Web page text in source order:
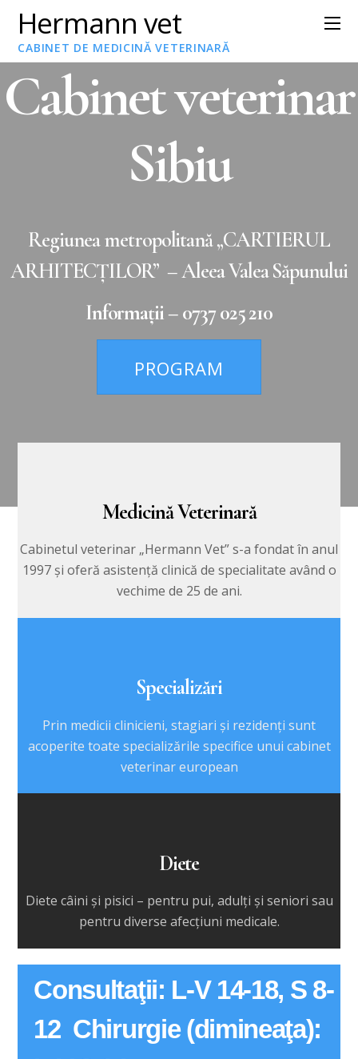
Hermann vet
CABINET DE MEDICINĂ VETERINARĂ
Cabinet veterinar
Sibiu
Regiunea metropolitană „CARTIERUL
ARHITECŢILOR” – Aleea Valea Săpunului
Informații – 0737 025 210
PROGRAM
Medicină Veterinară
Cabinetul veterinar „Hermann Vet” s-a fondat în anul
1997 şi oferă asistenţă clinică de specialitate având o
vechime de 25 de ani.
Specializări
Prin medicii clinicieni, stagiari şi rezidenţi sunt
acoperite toate specializările specifice unui cabinet
veterinar european
Diete
Diete câini şi pisici – pentru pui, adulţi şi seniori sau
pentru diverse afecţiuni medicale.
Consultaţii: L-V 14-18, S 8-
12 Chirurgie (dimineaţa):